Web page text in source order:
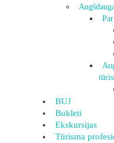
BUJ
Bukleti
Ekskursijas
Tūrisma